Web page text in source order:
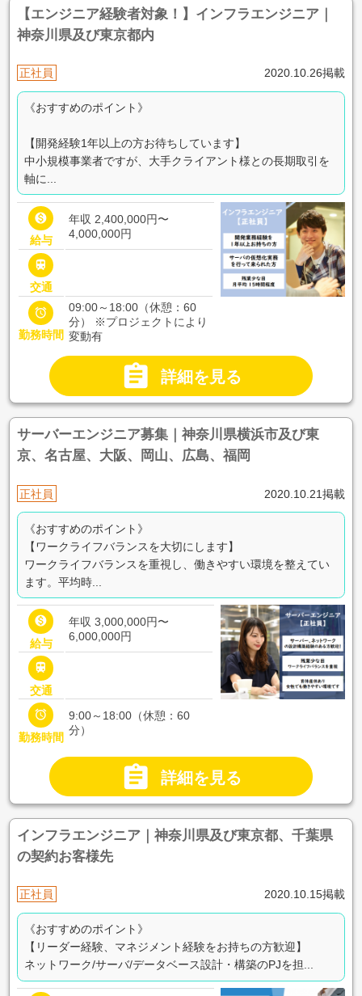
【エンジニア経験者対象！】インフラエンジニア｜
神奈川県及び東京都内
正社員 2020.10.26掲載
《おすすめのポイント》
【開発経験1年以上の方お待ちしています】
中小規模事業者ですが、大手クライアント様との長期取引を
軸に...

給与
年収 2,400,000円〜
4,000,000円

交通

勤務時間
09:00～18:00（休憩：60
分） ※プロジェクトにより
変動有
 詳細を見る
サーバーエンジニア募集｜神奈川県横浜市及び東
京、名古屋、大阪、岡山、広島、福岡
正社員 2020.10.21掲載
《おすすめのポイント》
【ワークライフバランスを大切にします】
ワークライフバランスを重視し、働きやすい環境を整えてい
ます。平均時...

給与
年収 3,000,000円〜
6,000,000円

交通

勤務時間
9:00～18:00（休憩：60
分）
 詳細を見る
インフラエンジニア｜神奈川県及び東京都、千葉県
の契約お客様先
正社員 2020.10.15掲載
《おすすめのポイント》
【リーダー経験、マネジメント経験をお持ちの方歓迎】
ネットワーク/サーバ/データベース設計・構築のPJを担...